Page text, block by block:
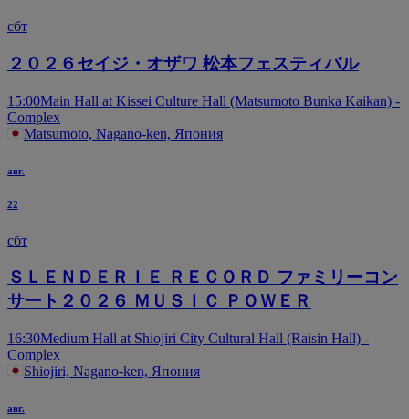
сбт
２０２６セイジ・オザワ 松本フェスティバル
15:00Main Hall at Kissei Culture Hall (Matsumoto Bunka Kaikan) -
Complex
Matsumoto, Nagano-ken, Япония
авг.
22
сбт
ＳＬＥＮＤＥＲＩＥ ＲＥＣＯＲＤ ファミリーコン
サート２０２６ ＭＵＳＩＣ ＰＯＷＥＲ
16:30Medium Hall at Shiojiri City Cultural Hall (Raisin Hall) -
Complex
Shiojiri, Nagano-ken, Япония
авг.